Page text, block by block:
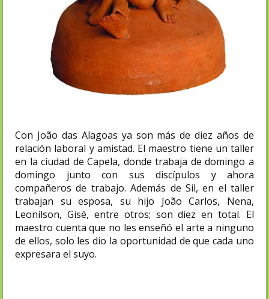
Con João das Alagoas ya son más de diez años de
relación laboral y amistad. El maestro tiene un taller
en la ciudad de Capela, donde trabaja de domingo a
domingo junto con sus discípulos y ahora
compañeros de trabajo. Además de Sil, en el taller
trabajan su esposa, su hijo João Carlos, Nena,
Leonílson, Gisé, entre otros; son diez en total. El
maestro cuenta que no les enseñó el arte a ninguno
de ellos, solo les dio la oportunidad de que cada uno
expresara el suyo.